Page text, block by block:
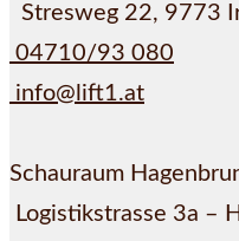
Stresweg 22, 9773
04710/93 080
info@lift1.at
Schauraum
Logistikstrasse 3a –